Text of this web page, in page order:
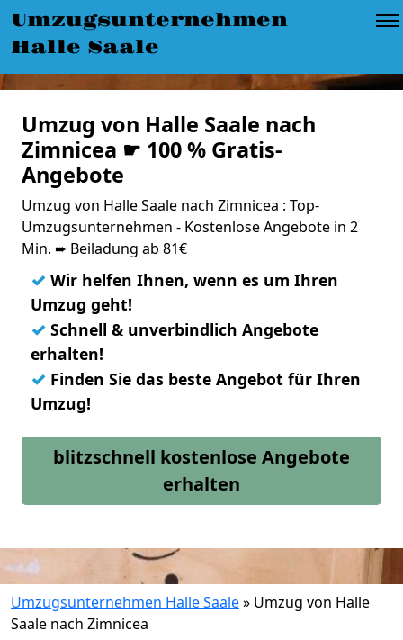
Umzugsunternehmen
Halle Saale
Umzug von Halle Saale nach
Zimnicea ☛ 100 % Gratis-
Angebote
Umzug von Halle Saale nach Zimnicea : Top-
Umzugsunternehmen - Kostenlose Angebote in 2
Min. ➨ Beiladung ab 81€
✓ Wir helfen Ihnen, wenn es um Ihren
Umzug geht!
✓ Schnell & unverbindlich Angebote
erhalten!
✓ Finden Sie das beste Angebot für Ihren
Umzug!
blitzschnell kostenlose Angebote
erhalten
Umzugsunternehmen Halle Saale» Umzug von Halle
Saale nach Zimnicea